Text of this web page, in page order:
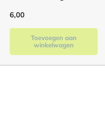
6,00
Toevoegen aan
winkelwagen